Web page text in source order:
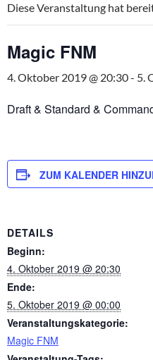
Diese Veranstaltung hat
Magic FNM
4. Oktober 2019 @ 20:30- 5.
Draft & Standard &
ZUM KALENDER
DETAILS
Beginn:
4. Oktober 2019 @ 20:30
Ende:
5. Oktober 2019 @ 00:00
Veranstaltungskategorie:
Magic FNM